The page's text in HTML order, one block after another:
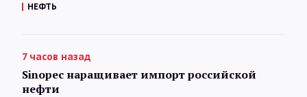
НЕФТЬ
7 часов назад
Sinopec наращивает импорт российской
нефти